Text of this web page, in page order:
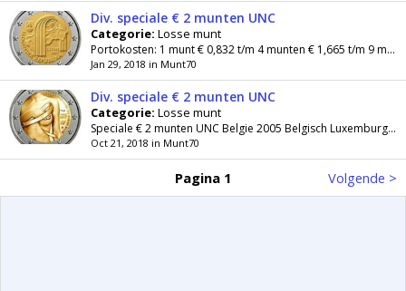
Div. speciale € 2 munten UNC
Categorie: Losse munt
Portokosten: 1 munt € 0,832 t/m 4 munten € 1,665 t/m 9 munten € 2,4910 of meer munten op aanvraag Belgie 2005 Belgisch Luxemburgse...
Jan 29, 2018 in Munt70
Div. speciale € 2 munten UNC
Categorie: Losse munt
Speciale € 2 munten UNC Belgie 2005 Belgisch Luxemburgse Economische Unie € 7.95 2006 Renovatie Atomium Brussel € 6,95 2007 Verdrag van Rome...
Oct 21, 2018 in Munt70
Pagina 1 Volgende >